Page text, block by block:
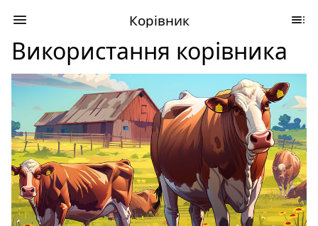
Корівник
Використання корівника